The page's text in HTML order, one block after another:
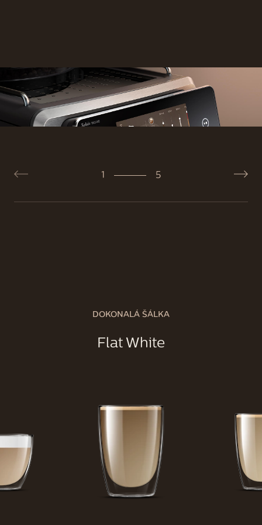
02 Kde si môžem zakúpiť kávovar Saeco?
Naše zariadenia sú k dispozícii online, od
03
Záleží na tom, aké kávové zrná
a presne podľa potrieb na prípravu
BeanMaestro (* k dispozícii len v rade
Čistia sa kávovary Saeco ľahko?
Kávovary Saeco sú navrhnuté tak, aby vám
čo najviac uľahčili prípravu dokonalej kávy.
Filtre Aquaclean znižujú tvorbu vodného
1 5
DOKONALÁ ŠÁLKA
Flat White